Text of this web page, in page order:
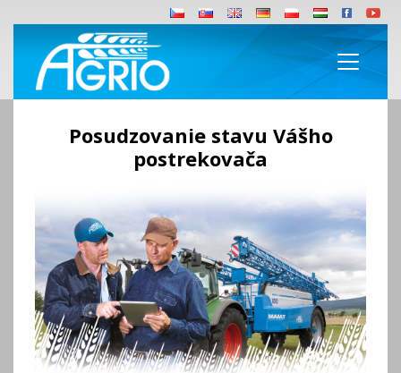
Posudzovanie stavu Vášho
postrekovača